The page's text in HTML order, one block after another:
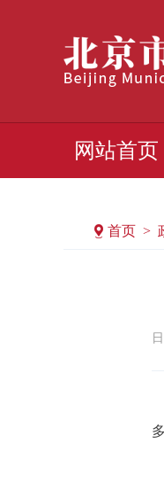
网站首页
首页 >